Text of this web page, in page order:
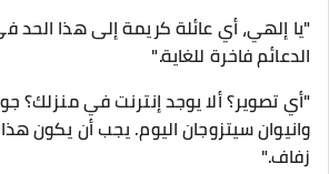
"يا إلهي، أي عائلة كريمة إلى هذا الحد
الدعائم فاخرة للغاية."
"أي تصوير؟ ألا يوجد إنترنت في منزلك؟
وانيوان سيتزوجان اليوم. يجب أن يكون
زفاف."